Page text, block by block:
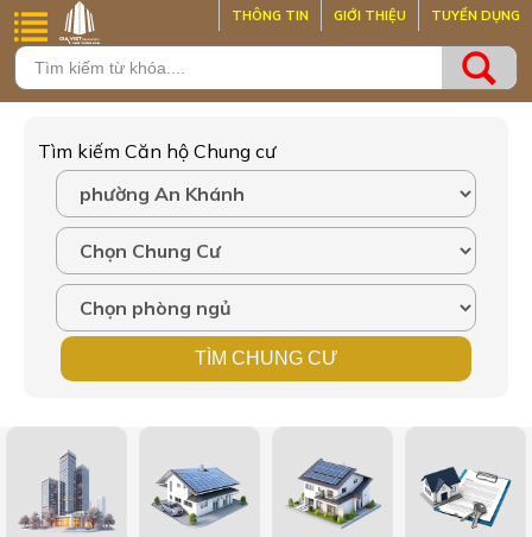
THÔNG TIN GIỚI THIỆU TUYỂN DỤNG
Tìm kiếm Căn hộ Chung cư